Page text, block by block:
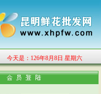
今天是：126年8月8日 星期六